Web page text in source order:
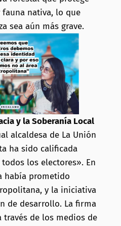
fauna nativa, lo que
sea aún más grave.
y la Soberanía Local
alcaldesa de La Unión
ha sido calificada
los electores». En
había prometido
y la iniciativa
de desarrollo. La firma
de los medios de